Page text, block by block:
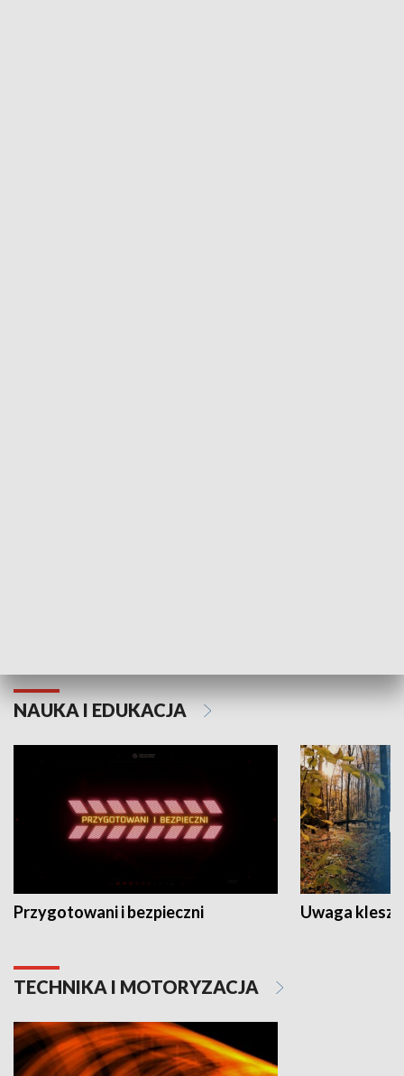
NAUKA I EDUKACJA
Przygotowani i bezpieczni Uwaga
TECHNIKA I MOTORYZACJA